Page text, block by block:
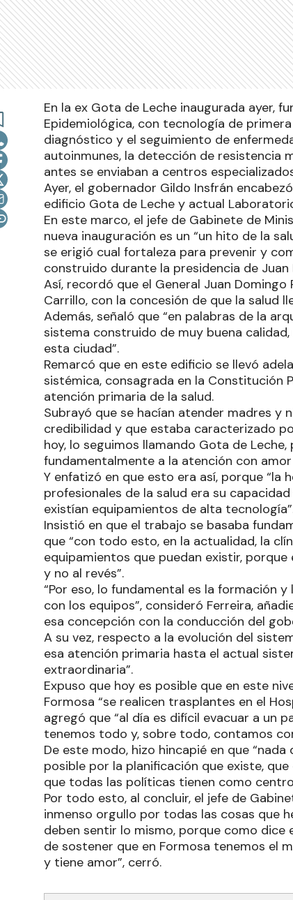
En la ex Gota de Leche inaugurada ayer,
Epidemiológica, con tecnología de
diagnóstico y el seguimiento de
autoinmunes, la detección de resistencia
antes se enviaban a centros
Ayer, el gobernador Gildo Insfrán
edificio Gota de Leche y actual
En este marco, el jefe de Gabinete de
nueva inauguración es un “un hito de la
se erigió cual fortaleza para prevenir y
construido durante la presidencia de Juan
Así, recordó que el General Juan
Carrillo, con la concesión de que la salud
Además, señaló que “en palabras de la
sistema construido de muy buena
esta ciudad”.
Remarcó que en este edificio se llevó
sistémica, consagrada en la Constitución
atención primaria de la salud.
Subrayó que se hacían atender madres y
credibilidad y que estaba caracterizado
hoy, lo seguimos llamando Gota de
fundamentalmente a la atención con
Y enfatizó en que esto era así, porque
profesionales de la salud era su
existían equipamientos de alta
Insistió en que el trabajo se basaba
que “con todo esto, en la actualidad, la
equipamientos que puedan existir,
y no al revés”.
“Por eso, lo fundamental es la formación
con los equipos”, consideró Ferreira,
esa concepción con la conducción del
A su vez, respecto a la evolución del
esa atención primaria hasta el actual
extraordinaria”.
Expuso que hoy es posible que en este
Formosa “se realicen trasplantes en el
agregó que “al día es difícil evacuar a un
tenemos todo y, sobre todo, contamos
De este modo, hizo hincapié en que
posible por la planificación que existe,
que todas las políticas tienen como
Por todo esto, al concluir, el jefe de
inmenso orgullo por todas las cosas que
deben sentir lo mismo, porque como dice
de sostener que en Formosa tenemos el
y tiene amor”, cerró.